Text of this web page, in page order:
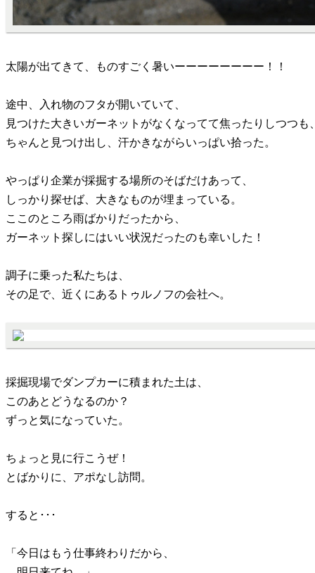
太陽が出てきて、ものすごく暑いーーーーーーーー！！
途中、入れ物のフタが開いていて、
見つけた大きいガーネットがなくなってて焦ったりしつつも
ちゃんと見つけ出し、汗かきながらいっぱい拾った。
やっぱり企業が採掘する場所のそばだけあって、
しっかり探せば、大きなものが埋まっている。
ここのところ雨ばかりだったから、
ガーネット探しにはいい状況だったのも幸いした！
調子に乗った私たちは、
その足で、近くにあるトゥルノフの会社へ。
採掘現場でダンプカーに積まれた土は、
このあとどうなるのか？
ずっと気になっていた。
ちょっと見に行こうぜ！
とばかりに、アポなし訪問。
すると･･･
「今日はもう仕事終わりだから、